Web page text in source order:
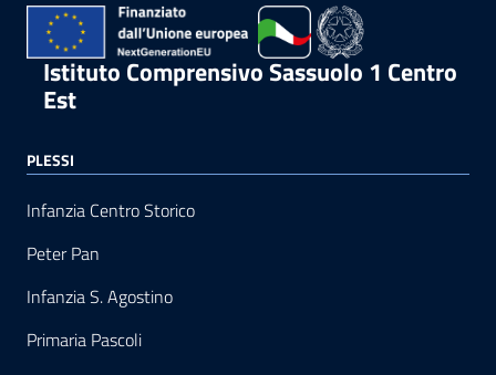
Istituto Comprensivo Sassuolo 1 Centro
Est
PLESSI
Infanzia Centro Storico
Peter Pan
Infanzia S. Agostino
Primaria Pascoli